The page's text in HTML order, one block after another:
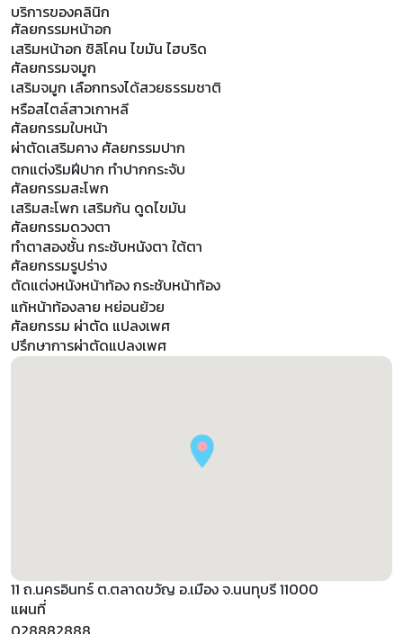
บริการของคลินิก
ศัลยกรรมหน้าอก
เสริมหน้าอก ซิลิโคน ไขมัน ไฮบริด
ศัลยกรรมจมูก
เสริมจมูก เลือกทรงได้สวยธรรมชาติ
หรือสไตล์สาวเกาหลี
ศัลยกรรมใบหน้า
ผ่าตัดเสริมคาง ศัลยกรรมปาก
ตกแต่งริมฝีปาก ทำปากกระจับ
ศัลยกรรมสะโพก
เสริมสะโพก เสริมก้น ดูดไขมัน
ศัลยกรรมดวงตา
ทำตาสองชั้น กระชับหนังตา ใต้ตา
ศัลยกรรมรูปร่าง
ตัดแต่งหนังหน้าท้อง กระชับหน้าท้อง
แก้หน้าท้องลาย หย่อนย้วย
ศัลยกรรม ผ่าตัด แปลงเพศ
ปรึกษาการผ่าตัดแปลงเพศ
11 ถ.นครอินทร์ ต.ตลาดขวัญ อ.เมือง จ.นนทุบรี 11000
แผนที่